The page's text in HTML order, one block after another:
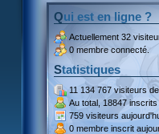
Qui est en ligne ?
Actuellement 32
0 membre connecté.
Statistiques
11 134 767 visiteurs
Au total, 18847 inscrits
759 visiteurs
0 membre inscrit